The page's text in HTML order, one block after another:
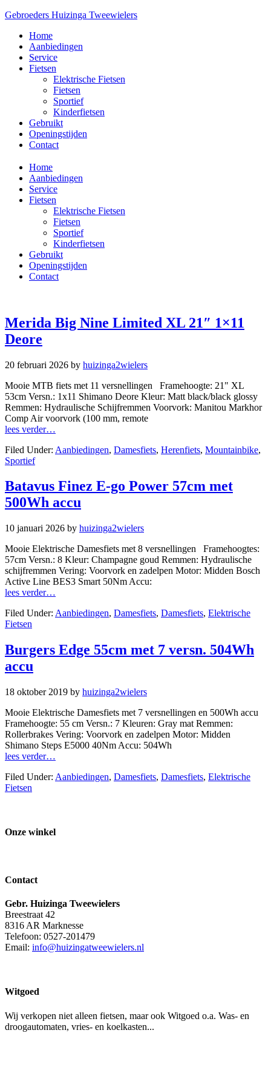
Gebroeders Huizinga Tweewielers
Home
Aanbiedingen
Service
Fietsen
Elektrische Fietsen
Fietsen
Sportief
Kinderfietsen
Gebruikt
Openingstijden
Contact
Home
Aanbiedingen
Service
Fietsen
Elektrische Fietsen
Fietsen
Sportief
Kinderfietsen
Gebruikt
Openingstijden
Contact
Merida Big Nine Limited XL 21″ 1×11
Deore
20 februari 2026 by huizinga2wielers
Mooie MTB fiets met 11 versnellingen Framehoogte: 21" XL
53cm Versn.: 1x11 Shimano Deore Kleur: Matt black/black glossy
Remmen: Hydraulische Schijfremmen Voorvork: Manitou Markhor
Comp Air voorvork (100 mm, remote
lees verder…
Filed Under: Aanbiedingen, Damesfiets, Herenfiets, Mountainbike,
Sportief
Batavus Finez E-go Power 57cm met
500Wh accu
10 januari 2026 by huizinga2wielers
Mooie Elektrische Damesfiets met 8 versnellingen Framehoogtes:
57cm Versn.: 8 Kleur: Champagne goud Remmen: Hydraulische
schijfremmen Vering: Voorvork en zadelpen Motor: Midden Bosch
Active Line BES3 Smart 50Nm Accu:
lees verder…
Filed Under: Aanbiedingen, Damesfiets, Damesfiets, Elektrische
Fietsen
Burgers Edge 55cm met 7 versn. 504Wh
accu
18 oktober 2019 by huizinga2wielers
Mooie Elektrische Damesfiets met 7 versnellingen en 500Wh accu
Framehoogte: 55 cm Versn.: 7 Kleuren: Gray mat Remmen:
Rollerbrakes Vering: Voorvork en zadelpen Motor: Midden
Shimano Steps E5000 40Nm Accu: 504Wh
lees verder…
Filed Under: Aanbiedingen, Damesfiets, Damesfiets, Elektrische
Fietsen
Onze winkel
Contact
Gebr. Huizinga Tweewielers
Breestraat 42
8316 AR Marknesse
Telefoon: 0527-201479
Email: info@huizingatweewielers.nl
Witgoed
Wij verkopen niet alleen fietsen, maar ook Witgoed o.a. Was- en
droogautomaten, vries- en koelkasten...